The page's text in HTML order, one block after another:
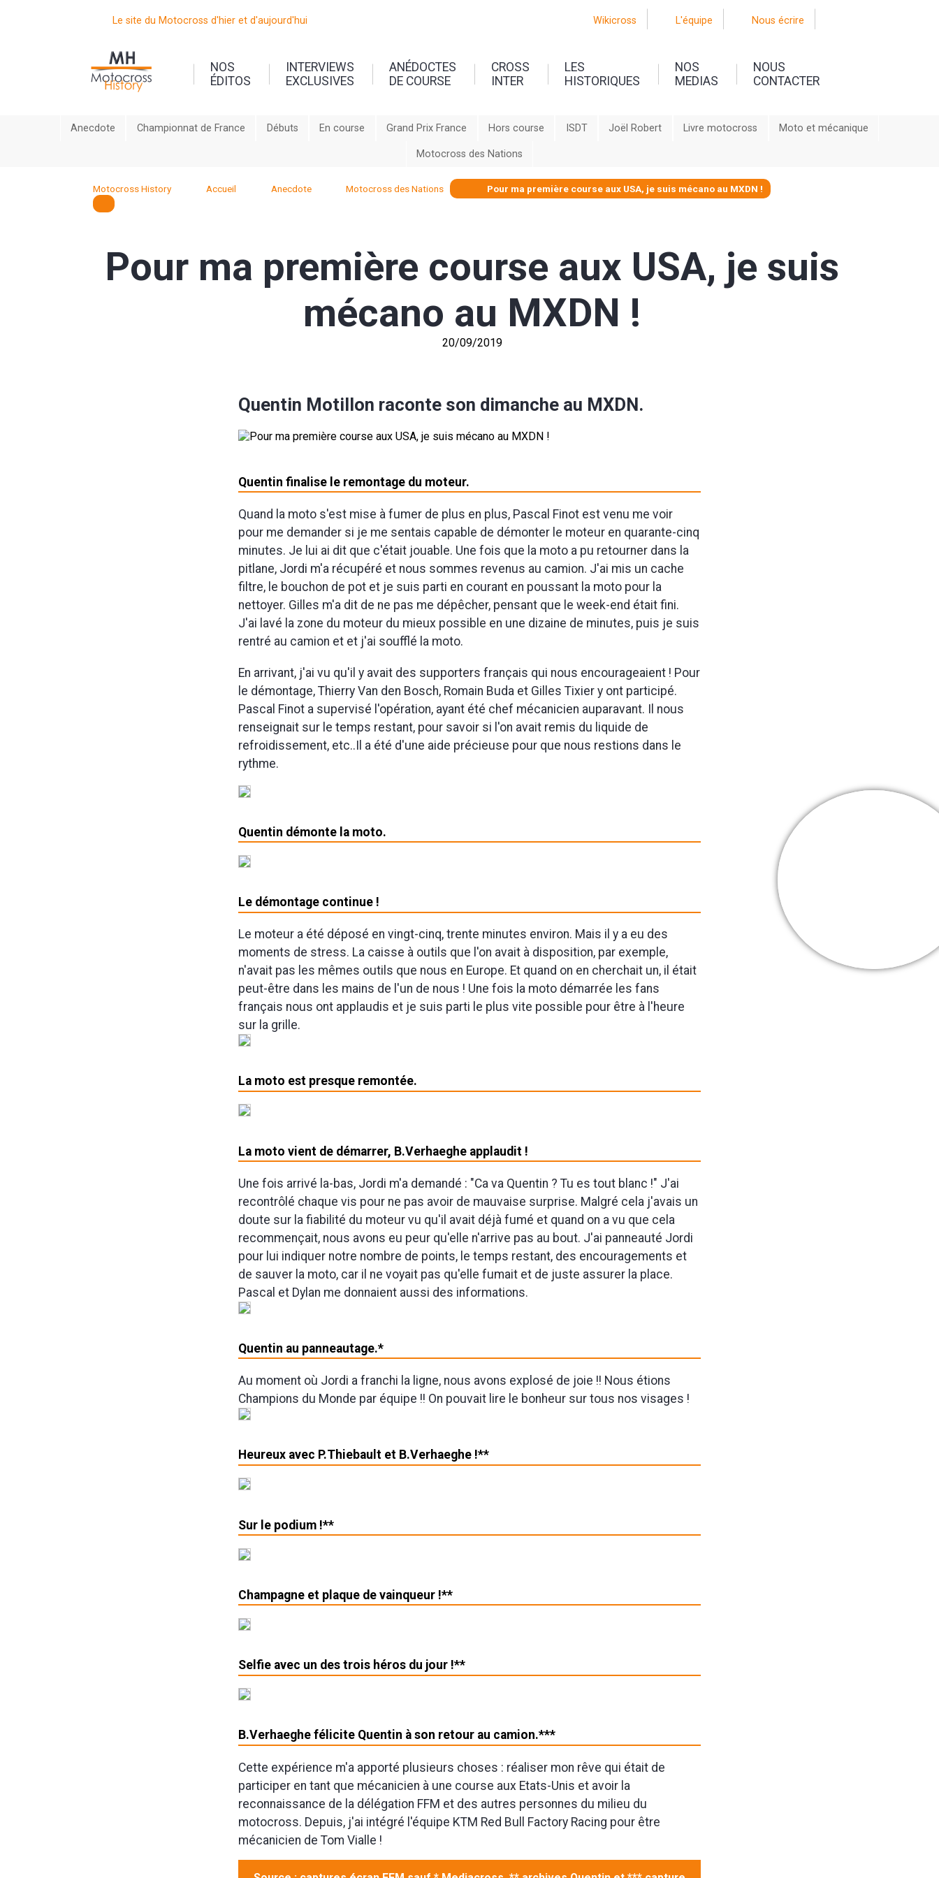
Le site du Motocross d'hier et d'aujourd'hui Wikicross L'équipe Nous écrire
NOS
ÉDITOS
INTERVIEWS
EXCLUSIVES
ANÉDOCTES
DE COURSE
CROSS
INTER
LES
HISTORIQUES
NOS
MEDIAS
NOUS
CONTACTER
Anecdote Championnat de France Débuts En course Grand Prix France Hors course ISDT Joël Robert Livre motocross Moto et mécanique
Motocross des Nations
Motocross History Accueil Anecdote Motocross des Nations Pour ma première course aux USA, je suis mécano au MXDN !
Pour ma première course aux USA, je suis
mécano au MXDN !
20/09/2019
Quentin Motillon raconte son dimanche au MXDN.
Quentin finalise le remontage du moteur.
Quand la moto s'est mise à fumer de plus en plus, Pascal Finot est venu me voir
pour me demander si je me sentais capable de démonter le moteur en quarante-cinq
minutes. Je lui ai dit que c'était jouable. Une fois que la moto a pu retourner dans la
pitlane, Jordi m'a récupéré et nous sommes revenus au camion. J'ai mis un cache
filtre, le bouchon de pot et je suis parti en courant en poussant la moto pour la
nettoyer. Gilles m'a dit de ne pas me dépêcher, pensant que le week-end était fini.
J'ai lavé la zone du moteur du mieux possible en une dizaine de minutes, puis je suis
rentré au camion et et j'ai soufflé la moto.
En arrivant, j'ai vu qu'il y avait des supporters français qui nous encourageaient ! Pour
le démontage, Thierry Van den Bosch, Romain Buda et Gilles Tixier y ont participé.
Pascal Finot a supervisé l'opération, ayant été chef mécanicien auparavant. Il nous
renseignait sur le temps restant, pour savoir si l'on avait remis du liquide de
refroidissement, etc..Il a été d'une aide précieuse pour que nous restions dans le
rythme.
Quentin démonte la moto.
Le démontage continue !
Le moteur a été déposé en vingt-cinq, trente minutes environ. Mais il y a eu des
moments de stress. La caisse à outils que l'on avait à disposition, par exemple,
n'avait pas les mêmes outils que nous en Europe. Et quand on en cherchait un, il était
peut-être dans les mains de l'un de nous ! Une fois la moto démarrée les fans
français nous ont applaudis et je suis parti le plus vite possible pour être à l'heure
sur la grille.
La moto est presque remontée.
La moto vient de démarrer, B.Verhaeghe applaudit !
Une fois arrivé la-bas, Jordi m'a demandé : "Ca va Quentin ? Tu es tout blanc !" J'ai
recontrôlé chaque vis pour ne pas avoir de mauvaise surprise. Malgré cela j'avais un
doute sur la fiabilité du moteur vu qu'il avait déjà fumé et quand on a vu que cela
recommençait, nous avons eu peur qu'elle n'arrive pas au bout. J'ai panneauté Jordi
pour lui indiquer notre nombre de points, le temps restant, des encouragements et
de sauver la moto, car il ne voyait pas qu'elle fumait et de juste assurer la place.
Pascal et Dylan me donnaient aussi des informations.
Quentin au panneautage.*
Au moment où Jordi a franchi la ligne, nous avons explosé de joie !! Nous étions
Champions du Monde par équipe !! On pouvait lire le bonheur sur tous nos visages !
Heureux avec P.Thiebault et B.Verhaeghe !**
Sur le podium !**
Champagne et plaque de vainqueur !**
Selfie avec un des trois héros du jour !**
B.Verhaeghe félicite Quentin à son retour au camion.***
Cette expérience m'a apporté plusieurs choses : réaliser mon rêve qui était de
participer en tant que mécanicien à une course aux Etats-Unis et avoir la
reconnaissance de la délégation FFM et des autres personnes du milieu du
motocross. Depuis, j'ai intégré l'équipe KTM Red Bull Factory Racing pour être
mécanicien de Tom Vialle !